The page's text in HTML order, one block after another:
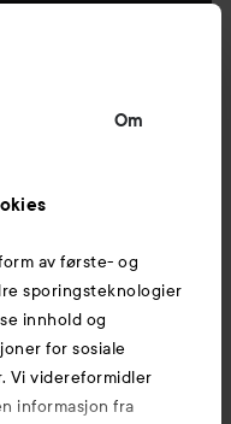
Om
av første- og
sporingsteknologier
innhold og
for sosiale
Vi videreformidler
informasjon fra